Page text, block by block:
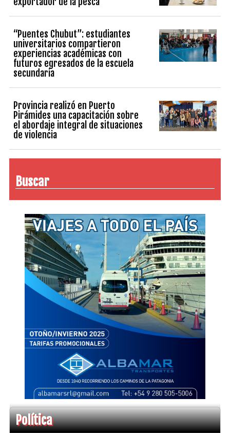
“Puentes Chubut”: estudiantes
universitarios compartieron
experiencias académicas con
futuros egresados de la escuela
secundaria
Provincia realizó en Puerto
Pirámides una capacitación sobre
el abordaje integral de situaciones
de violencia
Buscar
Política